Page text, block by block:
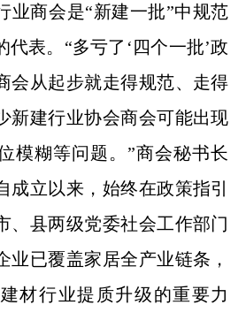
商会是“新建一批”中规范
代表。“多亏了‘四个一批’政
会从起步就走得规范、走得
新建行业协会商会可能出现
模糊等问题。”商会秘书长
成立以来，始终在政策指引
、县两级党委社会工作部门
业已覆盖家居全产业链条，
材行业提质升级的重要力